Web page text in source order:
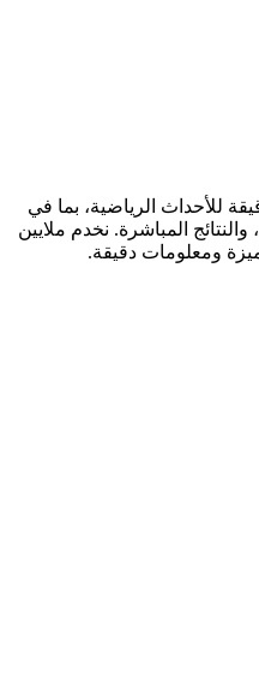
للأحداث الرياضية، بما في
المباشرة. نخدم ملايين
ومعلومات دقيقة.